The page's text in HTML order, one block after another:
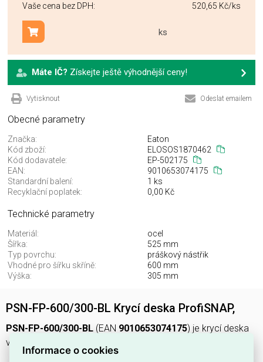
Vaše cena bez DPH: 520,65 Kč/ks
ks
Přidat do košíku
Máte IČ? Získejte ještě výhodnější ceny!
Vytisknout Odeslat emailem
Obecné parametry
Značka:
Eaton
Kód zboží:
ELOSOS1870462
Kód dodavatele:
EP-502175
EAN:
9010653074175
Standardní balení:
1 ks
Recyklační poplatek:
0,00 Kč
Technické parametry
Materiál:
ocel
Šířka:
525 mm
Typ povrchu:
práškový nástřik
Vhodné pro šířku skříně:
600 mm
Výška:
305 mm
PSN-FP-600/300-BL Krycí deska ProfiSNAP,
PSN-FP-600/300-BL (EAN 9010653074175) je krycí deska
vyrobená z
Informace o cookies